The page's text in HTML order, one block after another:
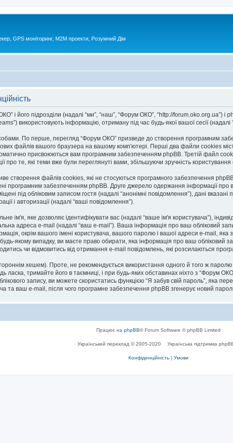
GPS моніторинг, М2М проекти, Розумний Дім
і його підрозділи (надалі “ми”, “наш”, “Форум ОКО”, “http://forum.oko.org.ua”) і
використовують інформацію, отриману під час будь-якої вашої сесії (надалі
По перше, перегляд “Форум ОКО” призведе до створення програмним
файлів вашого браузера на вашому комп'ютері. Перші два файли cookies
присвоюються вам програмним забезпеченням phpBB. Третій файл
про те, які теми вже були переглянуті вами, збільшуючи зручність
створення файлів cookies, які не стосуються програмного забезпечення
програмним забезпеченням phpBB. Друге джерело одержання інформації про
під обліковим записом гостя (надалі “анонімні повідомлення”), дані
і авторизації (надалі “ваші повідомлення”).
ім'я, яке дозволяє ідентифікувати вас (надалі “ваше ім'я користувача”),
адреса e-mail (надалі “ваш e-mail”). Ваша інформація про ваш обліковий
окрім вашого імені користувача, вашого паролю і вашої адреси e-mail,
якому випадку, ви маєте право обирати, яка інформація про ваш обліковий
чи відмовитись від отримання e-mail повідомлень, які розсилаються
хешем). Проте, не рекомендується використання одного й того ж
ласка, тримайте його в таємниці, і при будь-яких обставинах ніхто з “Форум
запису, ви можете скористатись функцією “Я забув свій пароль”, яка
та ваш e-mail, після чого програмне забезпечення phpBB згенерує новий
Працює на phpBB® Forum Software © phpBB Limited
Український переклад © 2005-2020 Українська підтримка
Конфіденційність | Умови